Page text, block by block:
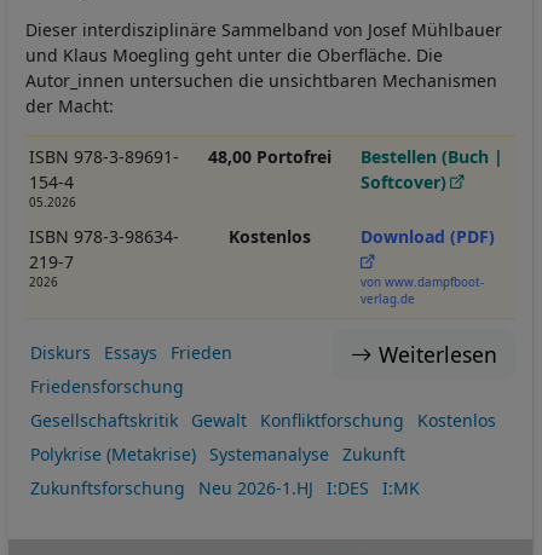
Dieser interdisziplinäre Sammelband von Josef Mühlbauer
und Klaus Moegling geht unter die Oberfläche. Die
Autor_innen untersuchen die unsichtbaren Mechanismen
der Macht:
ISBN 978-3-89691-
154-4
05.2026
48,00 Portofrei
Bestellen (Buch |
Softcover)
ISBN 978-3-98634-
219-7
2026
Kostenlos Download (PDF)
von www.dampfboot-
verlag.de
Weiterlesen
Diskurs Essays
Frieden
Friedensforschung
Gesellschaftskritik
Gewalt Konfliktforschung
Kostenlos
Polykrise (Metakrise)
Systemanalyse
Zukunft
Zukunftsforschung
Neu 2026-1.HJ I:DES I:MK